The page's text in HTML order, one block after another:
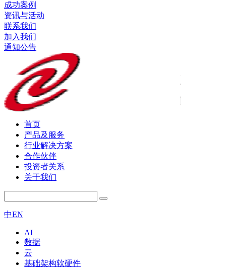
成功案例
资讯与活动
联系我们
加入我们
通知公告
首页
产品及服务
行业解决方案
合作伙伴
投资者关系
关于我们
中EN
AI
数据
云
基础架构软硬件